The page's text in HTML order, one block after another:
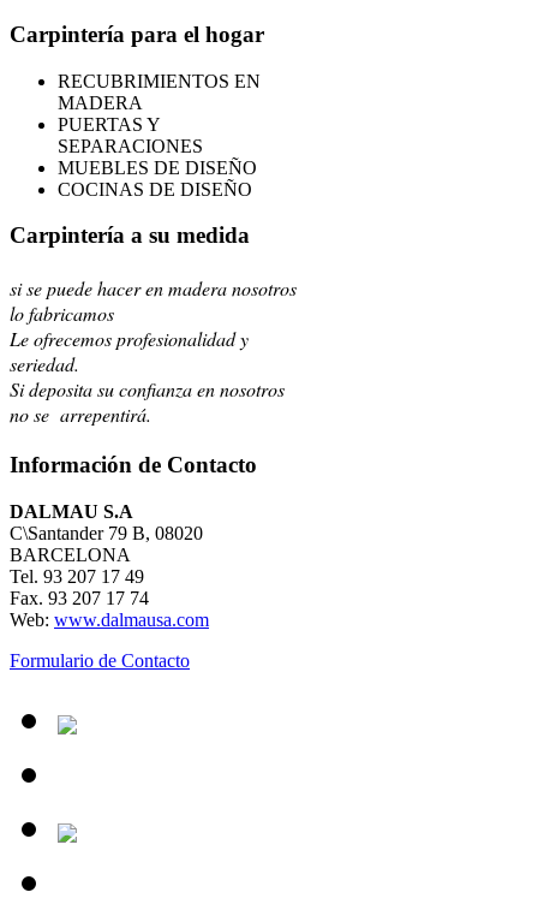
Carpintería para el hogar
RECUBRIMIENTOS EN
MADERA
PUERTAS Y
SEPARACIONES
MUEBLES DE DISEÑO
COCINAS DE DISEÑO
Carpintería a su medida
si se puede hacer en madera nosotros
lo fabricamos
Le ofrecemos profesionalidad y
seriedad.
Si deposita su confianza en nosotros
no se arrepentirá.
Información de Contacto
DALMAU S.A
C\Santander 79 B, 08020
BARCELONA
Tel. 93 207 17 49
Fax. 93 207 17 74
Web: www.dalmausa.com
Formulario de Contacto